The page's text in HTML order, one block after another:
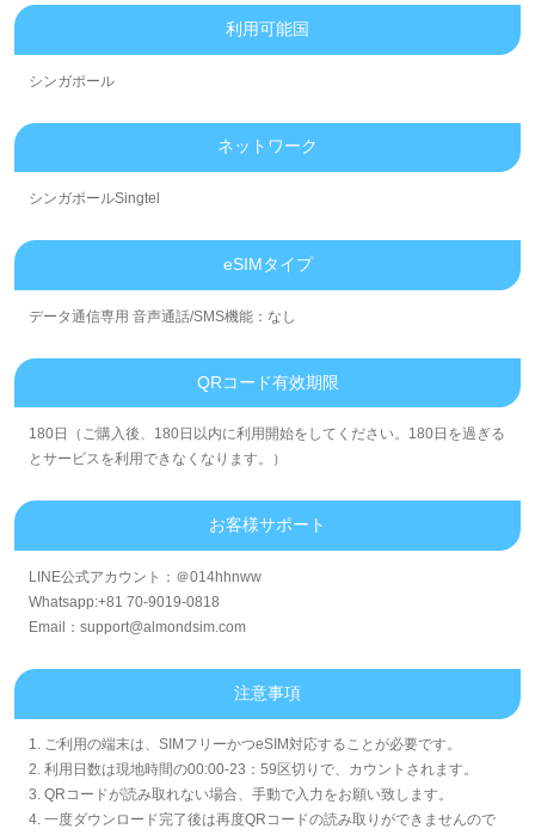
利用可能国
シンガポール
ネットワーク
シンガポールSingtel
eSIMタイプ
データ通信専用 音声通話/SMS機能：なし
QRコード有效期限
180日（ご購入後、180日以内に利用開始をしてください。180日を過ぎる
とサービスを利用できなくなります。）
お客様サポート
LINE公式アカウント：＠014hhnww
Whatsapp:+81 70-9019-0818
Email：support@almondsim.com
注意事項
1. ご利用の端末は、SIMフリーかつeSIM対応することが必要です。
2. 利用日数は現地時間の00:00-23：59区切りで、カウントされます。
3. QRコードが読み取れない場合、手動で入力をお願い致します。
4. 一度ダウンロード完了後は再度QRコードの読み取りができませんので